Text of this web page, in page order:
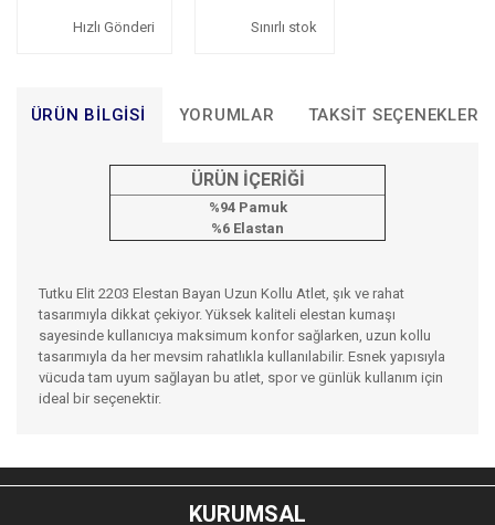
Hızlı Gönderi Sınırlı stok
ÜRÜN BILGISI YORUMLAR TAKSIT SEÇENEKLERI
ÜRÜN İÇERİĞİ
%94 Pamuk
%6 Elastan
Tutku Elit 2203 Elestan Bayan Uzun Kollu Atlet, şık ve rahat
tasarımıyla dikkat çekiyor. Yüksek kaliteli elestan kumaşı
sayesinde kullanıcıya maksimum konfor sağlarken, uzun kollu
tasarımıyla da her mevsim rahatlıkla kullanılabilir. Esnek yapısıyla
vücuda tam uyum sağlayan bu atlet, spor ve günlük kullanım için
ideal bir seçenektir.
Bu ürünün fiyat bilgisi, resim, ürün açıklamalarında ve diğer
konularda yetersiz gördüğünüz noktaları öneri formunu
kullanarak tarafımıza iletebilirsiniz.
KURUMSAL